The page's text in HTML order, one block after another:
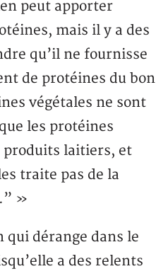
peut apporter
mais il y a des
qu’il ne fournisse
de protéines du bon
végétales ne sont
les protéines
produits laitiers, et
traite pas de la
»
dérange dans le
a des relents